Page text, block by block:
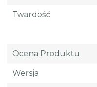
Twardość
Ocena Produktu
Wersja